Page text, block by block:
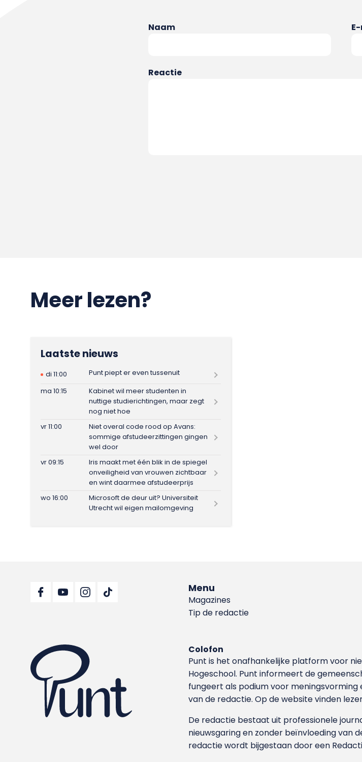
Naam
Reactie
Meer lezen?
Laatste nieuws
di 11:00
Punt piept er even tussenuit
ma 10:15
Kabinet wil meer studenten in
nuttige studierichtingen, maar zegt
nog niet hoe
vr 11:00
Niet overal code rood op Avans:
sommige afstudeerzittingen gingen
wel door
vr 09:15
Iris maakt met één blik in de spiegel
onveiligheid van vrouwen zichtbaar
en wint daarmee afstudeerprijs
wo 16:00
Microsoft de deur uit? Universiteit
Utrecht wil eigen mailomgeving
Menu
Magazines
Tip de redactie
Colofon
Punt is het onafhankelijke platform voor
Hoge­school. Punt informeert de
fungeert als podium voor meningsvorming
van de redactie. Op de website vinden
De redactie bestaat uit professionele
nieuwsgaring en zonder beïnvloeding van
redactie wordt bijgestaan door een